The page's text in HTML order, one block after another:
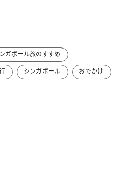
ガポール旅のすすめ
シンガポール
おでかけ